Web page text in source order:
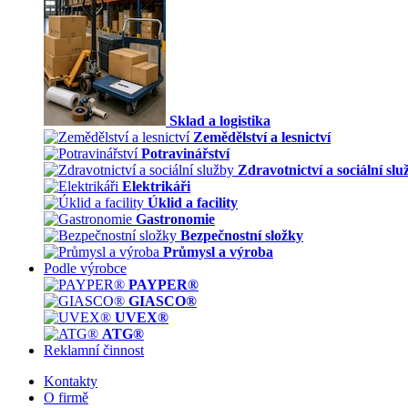
Sklad a logistika
Zemědělství a lesnictví
Potravinářství
Zdravotnictví a sociální
Elektrikáři
Úklid a facility
Gastronomie
Bezpečnostní složky
Průmysl a výroba
Podle výrobce
PAYPER®
GIASCO®
UVEX®
ATG®
Reklamní činnost
Kontakty
O firmě